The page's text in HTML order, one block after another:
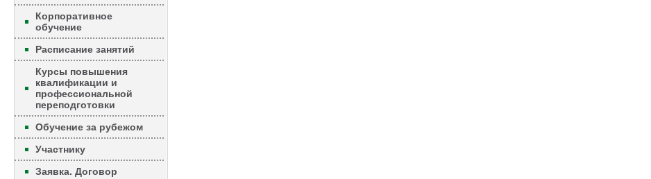
Корпоративное
обучение
Расписание занятий
Курсы повышения
квалификации и
профессиональной
переподготовки
Обучение за рубежом
Участнику
Заявка. Договор